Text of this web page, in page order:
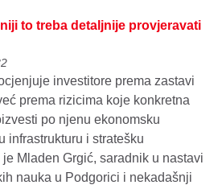
to treba detaljnije provjeravati
investitore prema zastavi
prema rizicima koje konkretna
po njenu ekonomsku
infrastrukturu i stratešku
Mladen Grgić, saradnik u nastavi
nauka u Podgorici i nekadašnji